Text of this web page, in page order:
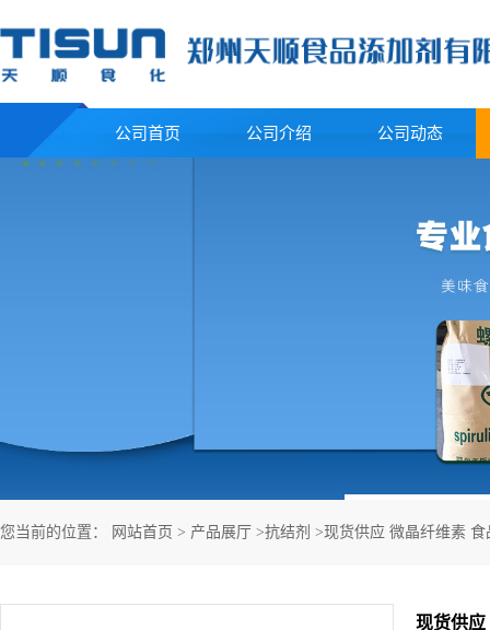
公司首页 公司介绍 公司动态
您当前的位置： 网站首页 > 产品展厅 >抗结剂 >现货供应 微晶纤维素
现货供应